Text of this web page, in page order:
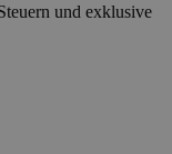
und exklusive